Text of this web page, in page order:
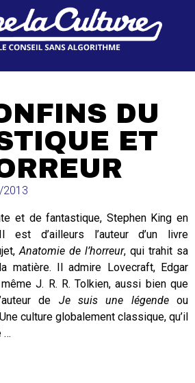
DU
ET
et de fantastique, Stephen King en
est d’ailleurs l’auteur d’un livre
Anatomie de l’horreur, qui trahit sa
matière. Il admire Lovecraft, Edgar
J. R. R. Tolkien, aussi bien que
de Je suis une légendeou
culture globalement classique, qu’il
…